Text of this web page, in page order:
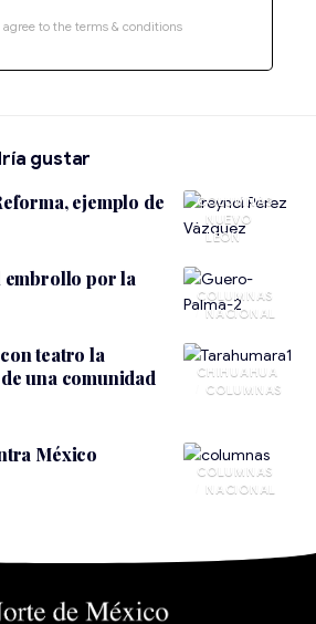
agree to the terms & conditions
gustar
COLUMNAS‏
NUEVO
LEÓN
ejemplo de
NACIONAL
embrollo por la
CHIHUAHUA
teatro la
una comunidad
NACIONAL
México